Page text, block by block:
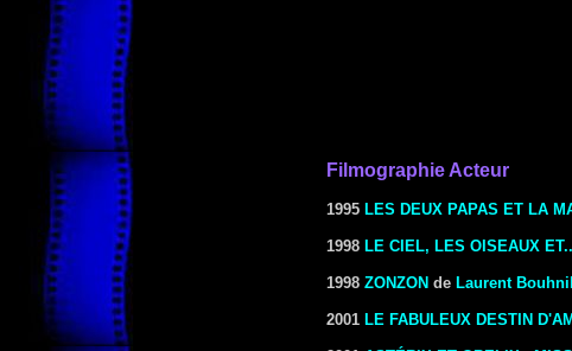
Filmographie Acteur
1995 LES DEUX PAPAS ET LA
1998 LE CIEL, LES OISEAUX
1998 ZONZON de Laurent
2001 LE FABULEUX DESTIN